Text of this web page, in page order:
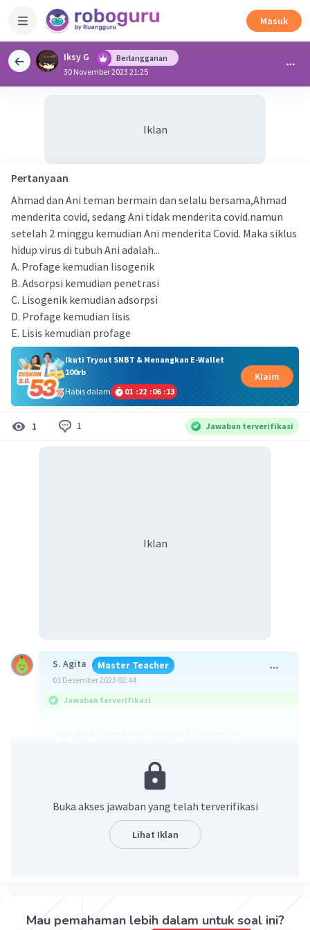
Masuk
Iksy G
Berlangganan
30 November 2023 21:25
Iklan
Pertanyaan
Ahmad dan Ani teman bermain dan selalu bersama,Ahmad
menderita covid, sedang Ani tidak menderita covid.namun
setelah 2 minggu kemudian Ani menderita Covid. Maka siklus
hidup virus di tubuh Ani adalah...
A. Profage kemudian lisogenik
B. Adsorpsi kemudian penetrasi
C. Lisogenik kemudian adsorpsi
D. Profage kemudian lisis
E. Lisis kemudian profage
Ikuti Tryout SNBT & Menangkan E-Wallet
100rb
Habis dalam
01 :22 :06 :13
Klaim
1 1 Jawaban terverifikasi
Iklan
S. Agita Master Teacher
01 Desember 2023 02:44
Jawaban terverifikasi
Dalam skenario ini, Ahmad pertama-tama
terinfeksi COVID. Kemudian setelah dua minggu,
Ani juga menderita COVID. Proses yang mirip
Buka akses jawaban yang telah terverifikasi
Lihat Iklan
Mau pemahaman lebih dalam untuk soal ini?